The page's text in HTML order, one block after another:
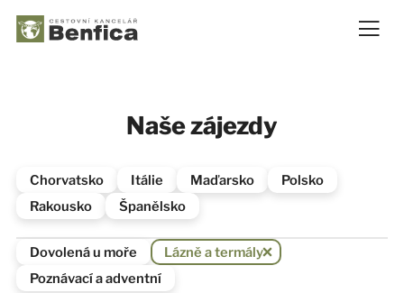
Naše zájezdy
Chorvatsko Itálie Maďarsko
Polsko
Rakousko
Španělsko
Dovolená u moře
Lázně a termály
Poznávací a adventní